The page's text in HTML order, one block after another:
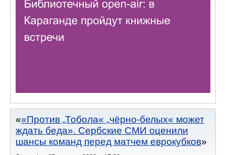
«Против „Тобола« „чёрно-белых« может
ждать беда». Сербские СМИ оценили
шансы команд перед матчем еврокубков